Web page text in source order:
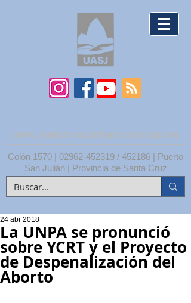
UNPA | UNIDAD ACADÉMICA SAN JULIÁN
Colón 1570 | 02962-452319 / 452186 | Puerto
San Julián | Provincia de Santa Cruz
La UNPA se pronunció
sobre YCRT y el Proyecto
de Despenalización del
Aborto
24 abr 2018